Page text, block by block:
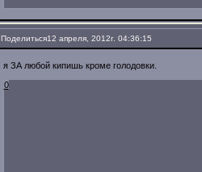
Поделиться12 апреля, 2012г. 04:36:15
я ЗА любой кипишь кроме голодовки.
0